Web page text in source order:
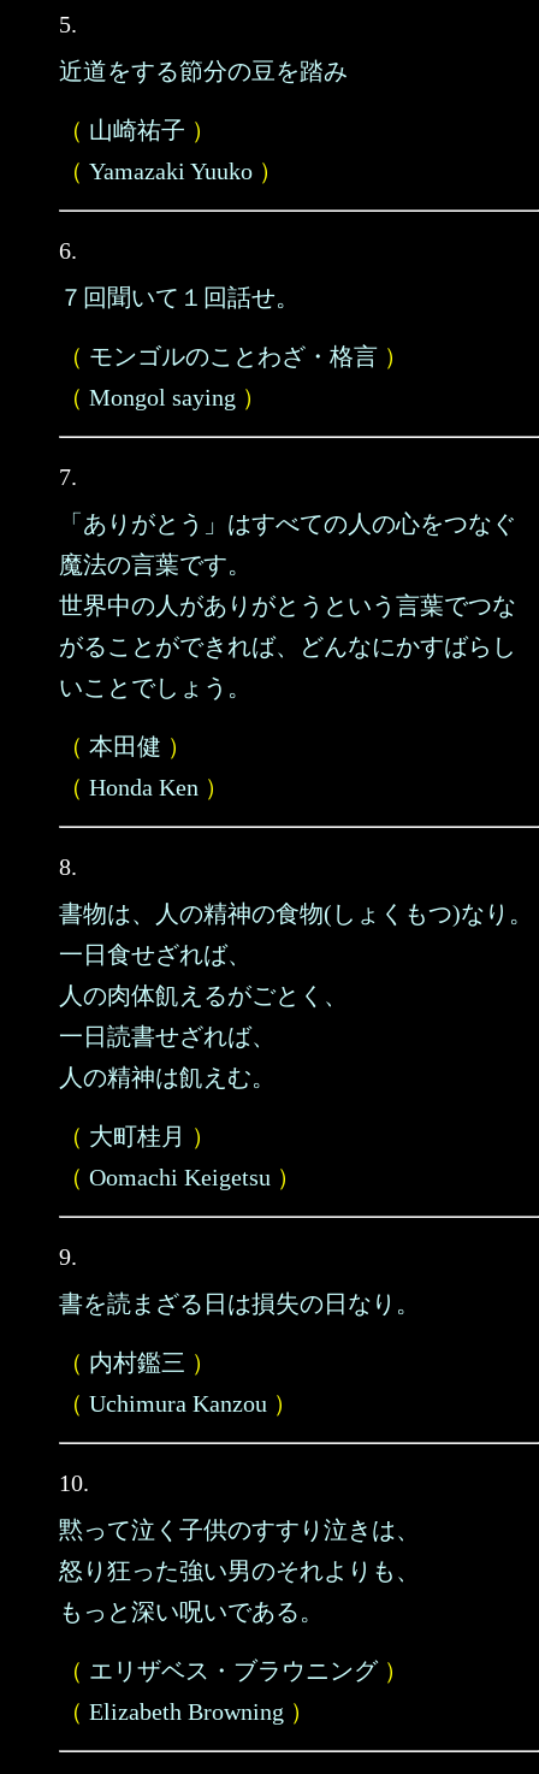
5.
近道をする節分の豆を踏み
（ 山崎祐子 ）
（ Yamazaki Yuuko ）
6.
７回聞いて１回話せ。
（ モンゴルのことわざ・格言 ）
（ Mongol saying ）
7.
「ありがとう」はすべての人の心をつなぐ
魔法の言葉です。
世界中の人がありがとうという言葉でつな
がることができれば、どんなにかすばらし
いことでしょう。
（ 本田健 ）
（ Honda Ken ）
8.
書物は、人の精神の食物(しょくもつ)なり。
一日食せざれば、
人の肉体飢えるがごとく、
一日読書せざれば、
人の精神は飢えむ。
（ 大町桂月 ）
（ Oomachi Keigetsu ）
9.
書を読まざる日は損失の日なり。
（ 内村鑑三 ）
（ Uchimura Kanzou ）
10.
黙って泣く子供のすすり泣きは、
怒り狂った強い男のそれよりも、
もっと深い呪いである。
（ エリザベス・ブラウニング）
（ Elizabeth Browning ）